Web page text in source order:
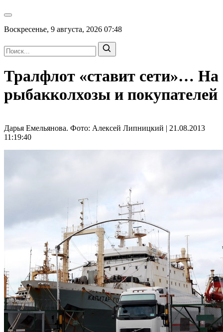
Воскресенье, 9 августа, 2026 07:48
Тралфлот «ставит сети»… На
рыбакколхозы и покупателей
Дарья Емельянова. Фото: Алексей Липницкий | 21.08.2013
11:19:40